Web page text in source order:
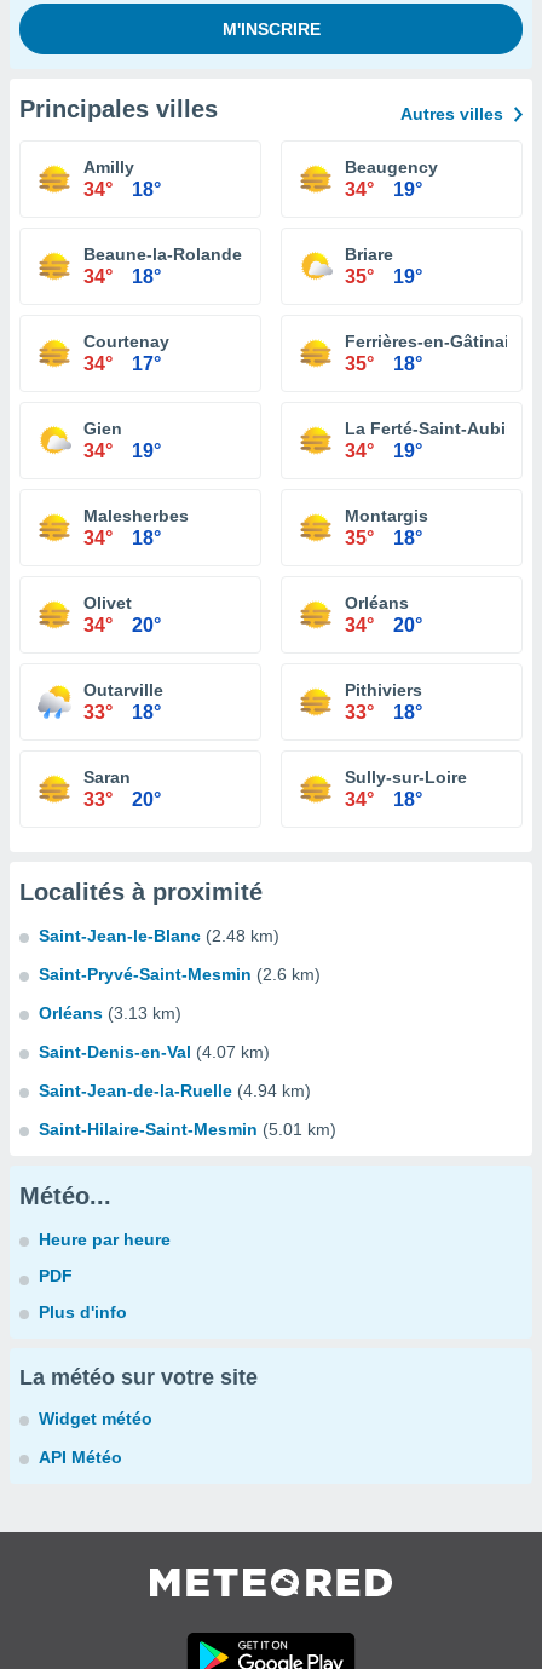
Principales villes Autres villes
Amilly
34° 18°
Beaugency
34° 19°
Beaune-la-Rolande
34° 18°
Briare
35° 19°
Courtenay
34° 17°
Ferrières-en-Gâtinais
35° 18°
Gien
34° 19°
La Ferté-Saint-Aubin
34° 19°
Malesherbes
34° 18°
Montargis
35° 18°
Olivet
34° 20°
Orléans
34° 20°
Outarville
33° 18°
Pithiviers
33° 18°
Saran
33° 20°
Sully-sur-Loire
34° 18°
Localités à proximité
Saint-Jean-le-Blanc (2.48 km)
Saint-Pryvé-Saint-Mesmin (2.6 km)
Orléans (3.13 km)
Saint-Denis-en-Val (4.07 km)
Saint-Jean-de-la-Ruelle (4.94 km)
Saint-Hilaire-Saint-Mesmin (5.01 km)
Météo...
Heure par heure
PDF
Plus d'info
La météo sur votre site
Widget météo
API Météo